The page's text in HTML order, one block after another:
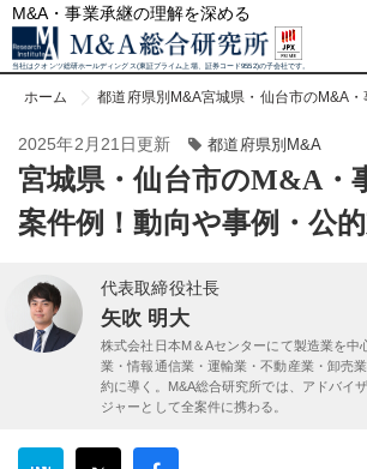
M&A・事業承継の理解を深める
当社はクオンツ総研ホールディングス(東証プライム上場、証券コード9552)の子会社です。
ホーム 都道府県別M&A宮城県・仙台市のM&A
2025年2月21日更新 都道府県別M&A
宮城県・仙台市のM&A・
案件例！動向や事例・公
代表取締役社長
矢吹 明大
株式会社日本M＆Aセンターにて製造業を中
業・情報通信業・運輸業・不動産業・卸売
約に導く。M&A総合研究所では、アドバイ
ジャーとして全案件に携わる。